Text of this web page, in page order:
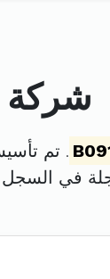
شركة
في